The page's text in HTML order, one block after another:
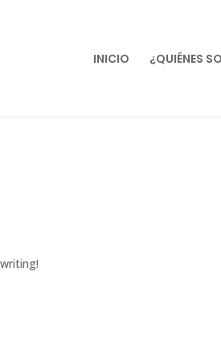
INICIO ¿QUIÉNES